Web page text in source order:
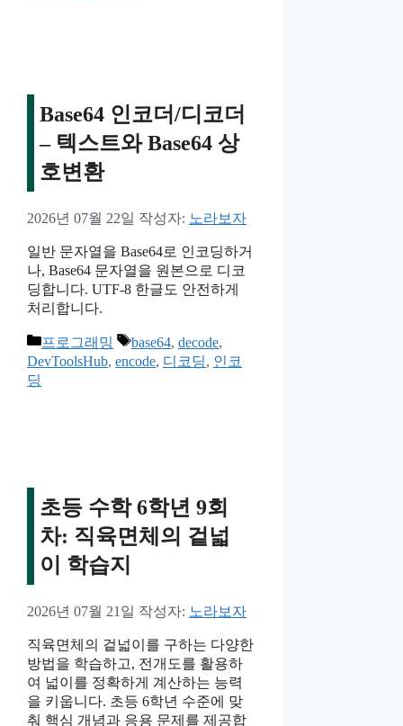
Base64 인코더/디코더
– 텍스트와 Base64 상
호변환
2026년 07월 22일 작성자: 노라보자
일반 문자열을 Base64로 인코딩하거
나, Base64 문자열을 원본으로 디코
딩합니다. UTF-8 한글도 안전하게
처리합니다.
카
테
프로그래밍
태
그
base64, decode,
DevToolsHub, encode, 디코딩, 인코
딩
초등 수학 6학년 9회
차: 직육면체의 겉넓
이 학습지
2026년 07월 21일 작성자: 노라보자
직육면체의 겉넓이를 구하는 다양한
방법을 학습하고, 전개도를 활용하
여 넓이를 정확하게 계산하는 능력
을 키웁니다. 초등 6학년 수준에 맞
춰 핵심 개념과 응용 문제를 제공합